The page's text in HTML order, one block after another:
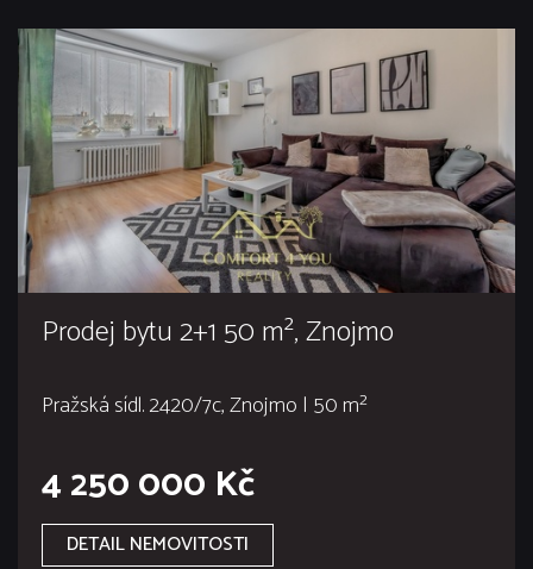
Prodej bytu 2+1 50 m², Znojmo
Pražská sídl. 2420/7c, Znojmo | 50 m²
4 250 000 Kč
DETAIL NEMOVITOSTI